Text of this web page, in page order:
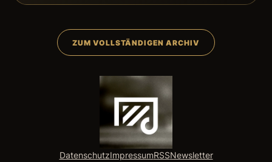
ZUM VOLLSTÄNDIGEN ARCHIV
DatenschutzImpressumRSSNewsletter